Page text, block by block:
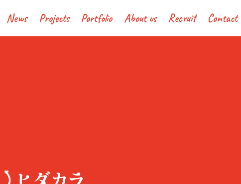
News Projects Portfolio About us Recruit Contact